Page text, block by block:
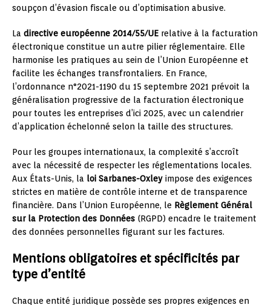
soupçon d’évasion fiscale ou d’optimisation abusive.
La directive européenne 2014/55/UE relative à la facturation
électronique constitue un autre pilier réglementaire. Elle
harmonise les pratiques au sein de l’Union Européenne et
facilite les échanges transfrontaliers. En France,
l’ordonnance n°2021-1190 du 15 septembre 2021 prévoit la
généralisation progressive de la facturation électronique
pour toutes les entreprises d’ici 2025, avec un calendrier
d’application échelonné selon la taille des structures.
Pour les groupes internationaux, la complexité s’accroît
avec la nécessité de respecter les réglementations locales.
Aux États-Unis, la loi Sarbanes-Oxley impose des exigences
strictes en matière de contrôle interne et de transparence
financière. Dans l’Union Européenne, le Règlement Général
sur la Protection des Données (RGPD) encadre le traitement
des données personnelles figurant sur les factures.
Mentions obligatoires et spécificités par
type d’entité
Chaque entité juridique possède ses propres exigences en